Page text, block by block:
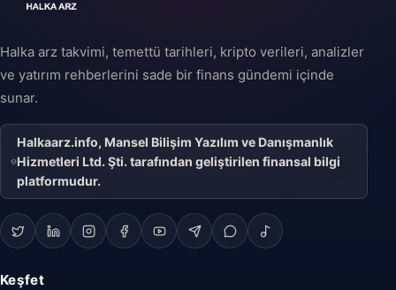
Halka arz takvimi, temettü tarihleri, kripto verileri, analizler
ve yatırım rehberlerini sade bir finans gündemi içinde
sunar.
Halkaarz.info, Mansel Bilişim Yazılım ve Danışmanlık
Hizmetleri Ltd. Şti. tarafından geliştirilen finansal bilgi
platformudur.
Keşfet